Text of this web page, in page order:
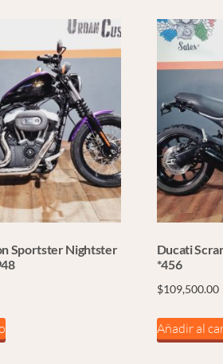
Sportster Nightster
Ducati
*456
$109,500.00
Añadir al